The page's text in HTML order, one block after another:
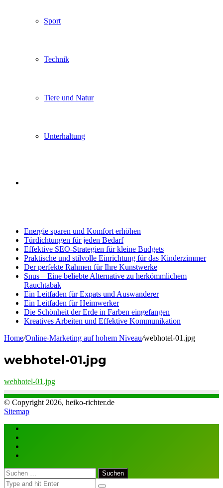
Sport
Technik
Tiere und Natur
Unterhaltung
Energie sparen und Komfort erhöhen
Türdichtungen für jeden Bedarf
Effektive SEO-Strategien für kleine Budgets
Praktische und stilvolle Einrichtung für das Kinderzimmer
Der perfekte Rahmen für Ihre Kunstwerke
Snus – Eine beliebte Alternative zu herkömmlichem
Rauchtabak
Ein Leitfaden für Expats und Auswanderer
Ein Leitfaden für Heimwerker
Die Schönheit der Erde in Farben eingefangen
Kreatives Arbeiten und Effektive Kommunikation
Home/Online-Marketing auf hohem Niveau/webhotel-01.jpg
webhotel-01.jpg
webhotel-01.jpg
© Copyright 2026, heiko-richter.de
Sitemap
Close
Suchen
nach: